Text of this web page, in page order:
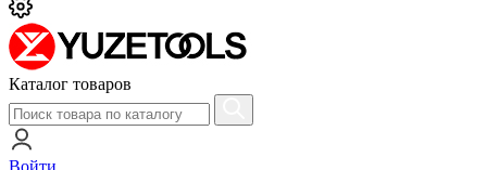
Каталог товаров
Войти